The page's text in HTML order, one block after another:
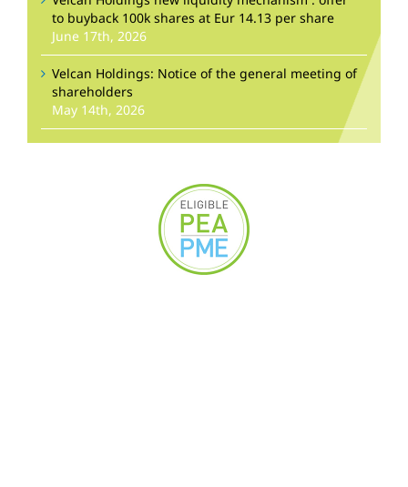
to buyback 100k shares at Eur 14.13 per share
June 17th, 2026
Velcan Holdings: Notice of the general meeting of
shareholders
May 14th, 2026